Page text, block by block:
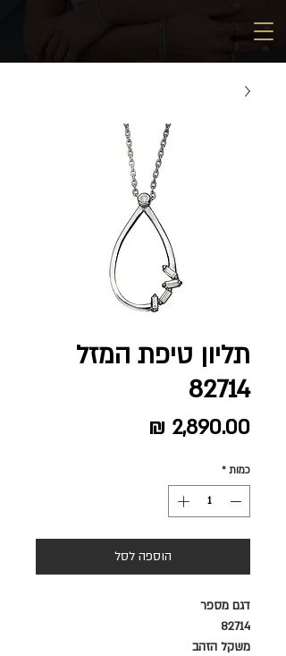
תליון טיפת המזל
82714
כמות *
הוספה לסל
דגם מספר
82714
משקל הזהב